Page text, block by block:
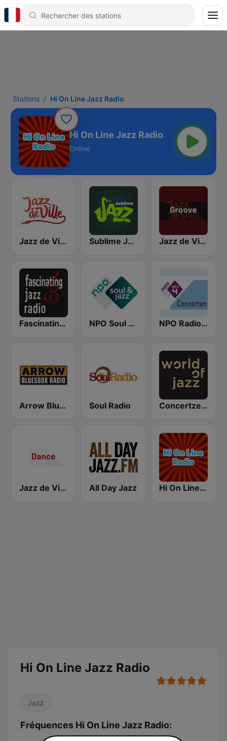
Stations Hi On Line Jazz Radio
Hi On Line Jazz Radio
Online
Jazz de Ville Sublime Jazz Jazz de Ville Groove
Fascinating Jazz Radio NPO Soul & Jazz NPO Radio 4 Concerten
Arrow Bluesbox Rock Soul Radio Concertzender Jazz
Jazz de Ville Dance All Day Jazz Hi On Line Lounge Radio
Hi On Line Jazz Radio
Jazz
Fréquences Hi On Line Jazz Radio: